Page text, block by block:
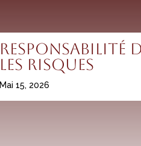
Responsabilité
les risques
Mai 15, 2026